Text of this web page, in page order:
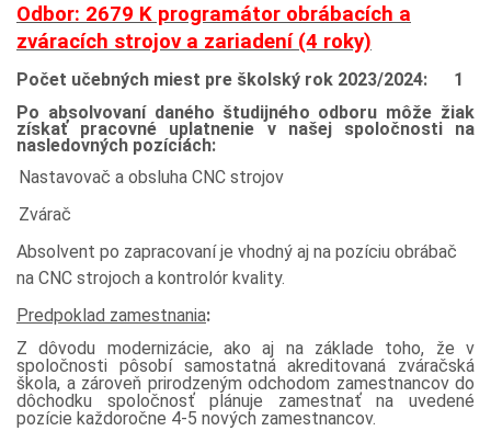
Odbor: 2679 K programátor obrábacích a
zváracích strojov a zariadení (4 roky)
Počet učebných miest pre školský rok 2023/2024: 1
Po absolvovaní daného študijného odboru môže žiak
získať pracovné uplatnenie v našej spoločnosti na
nasledovných pozíciách:
Nastavovač a obsluha CNC strojov
Zvárač
Absolvent po zapracovaní je vhodný aj na pozíciu obrábač
na CNC strojoch a kontrolór kvality.
Predpoklad zamestnania:
Z dôvodu modernizácie, ako aj na základe toho, že v
spoločnosti pôsobí samostatná akreditovaná zváračská
škola, a zároveň prirodzeným odchodom zamestnancov do
dôchodku spoločnosť plánuje zamestnať na uvedené
pozície každoročne 4-5 nových zamestnancov.